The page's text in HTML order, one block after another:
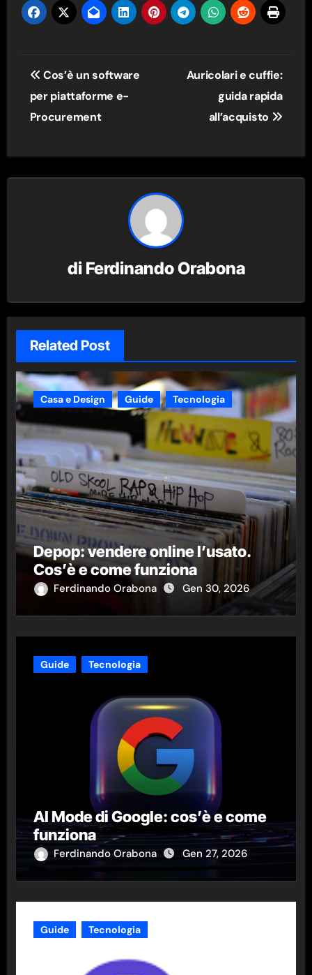
Navigazione
articoli
Cos’è un software
per piattaforme e-
Procurement
Auricolari e cuffie:
guida rapida
all’acquisto
di Ferdinando Orabona
Related Post
Casa e Design Guide Tecnologia
Depop: vendere online l’usato.
Cos’è e come funziona
Ferdinando Orabona Gen 30, 2026
Guide Tecnologia
AI Mode di Google: cos’è e come
funziona
Ferdinando Orabona Gen 27, 2026
Guide Tecnologia